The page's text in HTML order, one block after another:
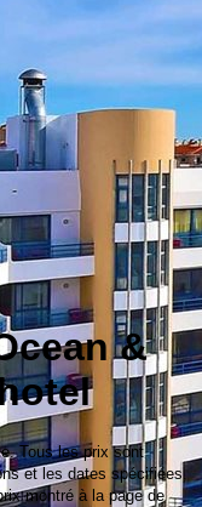
&
Tous les prix sont
et les dates spécifiées,
montré à la page de